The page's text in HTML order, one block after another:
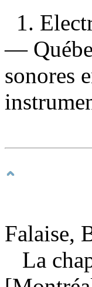
1.
—
sonores
Falaise,
La